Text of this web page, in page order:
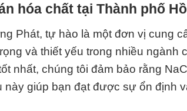
hóa chất tại Thành phố
Phát, tự hào là một đơn vị cung
và thiết yếu trong nhiều ngành
nhất, chúng tôi đảm bảo rằng
giúp bạn đạt được sự ổn định